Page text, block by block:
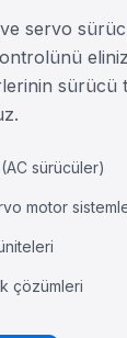
servo
sürücü
sürücüler)
motor
çözümleri